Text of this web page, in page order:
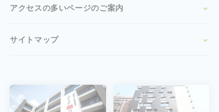
アクセスの多いページのご案内
サイトマップ